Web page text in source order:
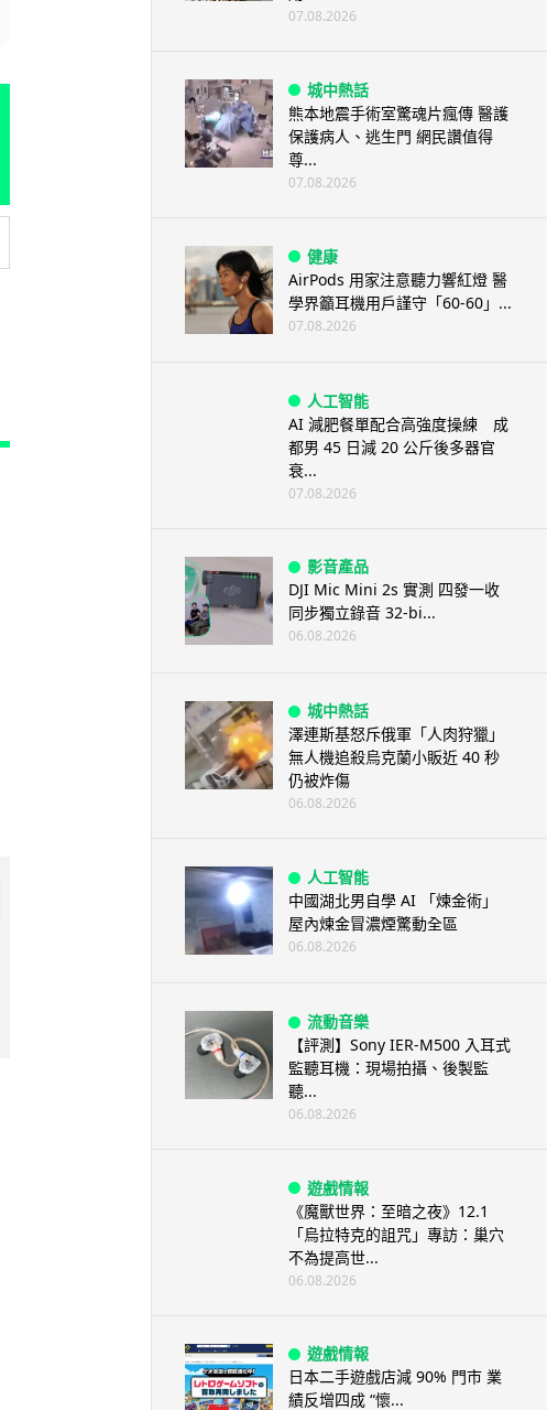
07.08.2026
城中熱話
熊本地震手術室驚魂片瘋傳 醫護
保護病人、逃生門 網民讚值得
尊...
07.08.2026
健康
AirPods 用家注意聽力響紅燈 醫
學界籲耳機用戶謹守「60-60」...
07.08.2026
人工智能
AI 減肥餐單配合高強度操練 成
都男 45 日減 20 公斤後多器官
衰...
07.08.2026
影音產品
DJI Mic Mini 2s 實測 四發一收
同步獨立錄音 32-bi...
06.08.2026
城中熱話
澤連斯基怒斥俄軍「人肉狩獵」
無人機追殺烏克蘭小販近 40 秒
仍被炸傷
06.08.2026
人工智能
中國湖北男自學 AI 「煉金術」
屋內煉金冒濃煙驚動全區
06.08.2026
流動音樂
【評測】Sony IER-M500 入耳式
監聽耳機：現場拍攝、後製監
聽...
06.08.2026
遊戲情報
《魔獸世界：至暗之夜》12.1
「烏拉特克的詛咒」專訪：巢穴
不為提高世...
06.08.2026
遊戲情報
日本二手遊戲店減 90% 門市 業
績反增四成 “懷...